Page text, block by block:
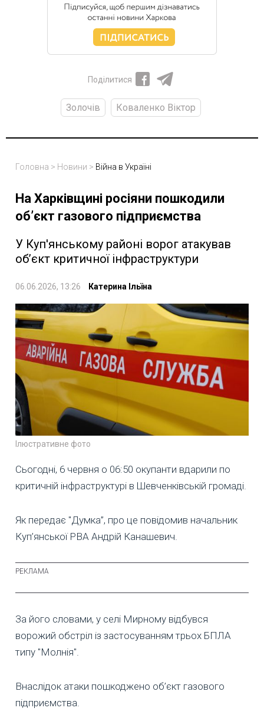
Поділитися
Золочів Коваленко Віктор
Головна > Новини > Війна в Україні
На Харківщині росіяни пошкодили
об’єкт газового підприємства
У Куп'янському районі ворог атакував
об’єкт критичної інфраструктури
06.06.2026, 13:26 Катерина Ільїна
Ілюстративне фото
Сьогодні, 6 червня о 06:50 окупанти вдарили по
критичній інфраструктурі в Шевченківській громаді.
Як передає "Думка”, про це повідомив начальник
Куп’янської РВА Андрій Канашевич.
За його словами, у селі Мирному відбувся
ворожий обстріл із застосуванням трьох БПЛА
типу "Молнія".
Внаслідок атаки пошкоджено об’єкт газового
підприємства.